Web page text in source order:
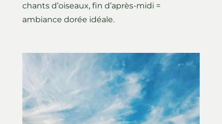
chants d’oiseaux, fin d’après-midi =
ambiance dorée idéale.